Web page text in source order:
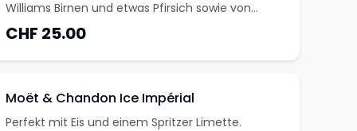
Williams Birnen und etwas Pfirsich sowie von
weissen Blüten. Feine Perlage, lang anhaltend im
Gaumen.
CHF 25.00
Moët & Chandon Ice Impérial
Perfekt mit Eis und einem Spritzer Limette.